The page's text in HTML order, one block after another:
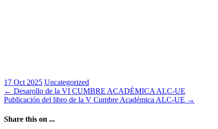
17 Oct 2025 Uncategorized
Post
navigation
← Desarollo de la VI CUMBRE ACADÉMICA ALC-UE
Publicación del libro de la V Cumbre Académica ALC-UE →
Share this on ...